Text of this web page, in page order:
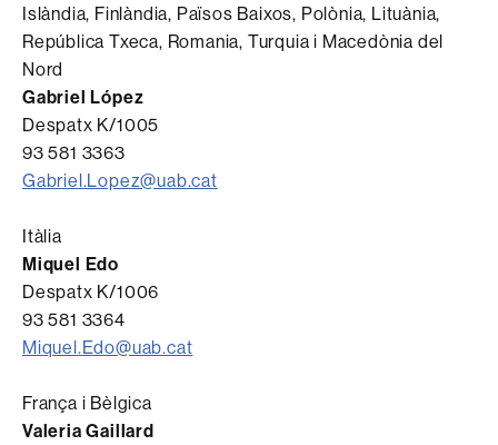
Islàndia, Finlàndia, Països Baixos, Polònia, Lituània,
República Txeca, Romania, Turquia i Macedònia del
Nord
Gabriel López
Despatx K/1005
93 581 3363
Gabriel.Lopez@uab.cat
Itàlia
Miquel Edo
Despatx K/1006
93 581 3364
Miquel.Edo@uab.cat
França i Bèlgica
Valeria Gaillard